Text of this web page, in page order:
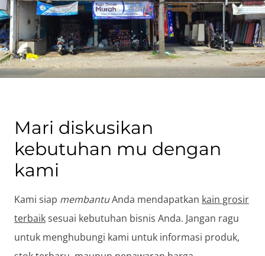
Mari diskusikan
kebutuhan mu dengan
kami
Kami siap membantuAnda mendapatkan kain grosir
terbaiksesuai kebutuhan bisnis Anda. Jangan ragu
untuk menghubungi kami untuk informasi produk,